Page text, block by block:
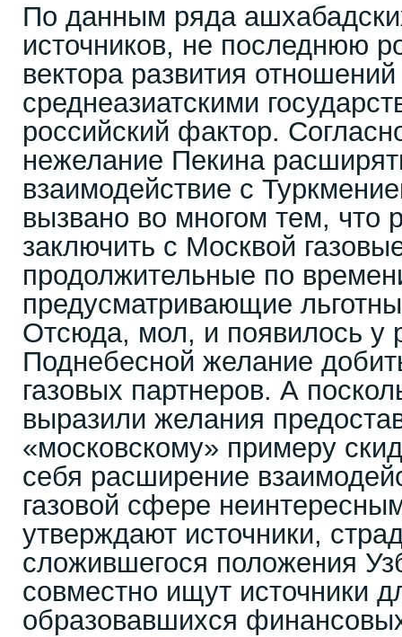
По данным ряда
источников, не последнюю
вектора развития
среднеазиатскими
российский фактор.
нежелание Пекина
взаимодействие с
вызвано во многом тем, что
заключить с Москвой
продолжительные по
предусматривающие
Отсюда, мол, и появилось у
Поднебесной желание
газовых партнеров. А
выразили желания
«московскому» примеру
себя расширение
газовой сфере
утверждают источники,
сложившегося положения
совместно ищут источники
образовавшихся